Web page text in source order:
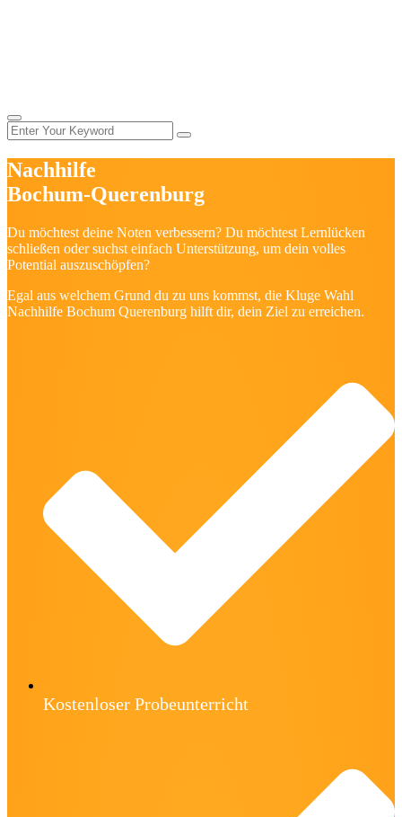
Nachhilfe
Bochum-Querenburg
Du möchtest deine Noten verbessern? Du möchtest Lernlücken
schließen oder suchst einfach Unterstützung, um dein volles
Potential auszuschöpfen?
Egal aus welchem Grund du zu uns kommst, die Kluge Wahl
Nachhilfe Bochum Querenburg hilft dir, dein Ziel zu erreichen.
Kostenloser Probeunterricht